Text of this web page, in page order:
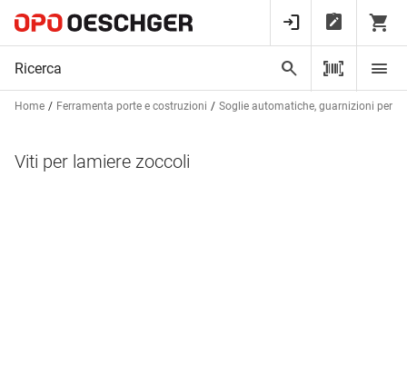
Home Ferramenta porte e costruzioni Soglie automatiche, guarnizioni per
Viti per lamiere zoccoli